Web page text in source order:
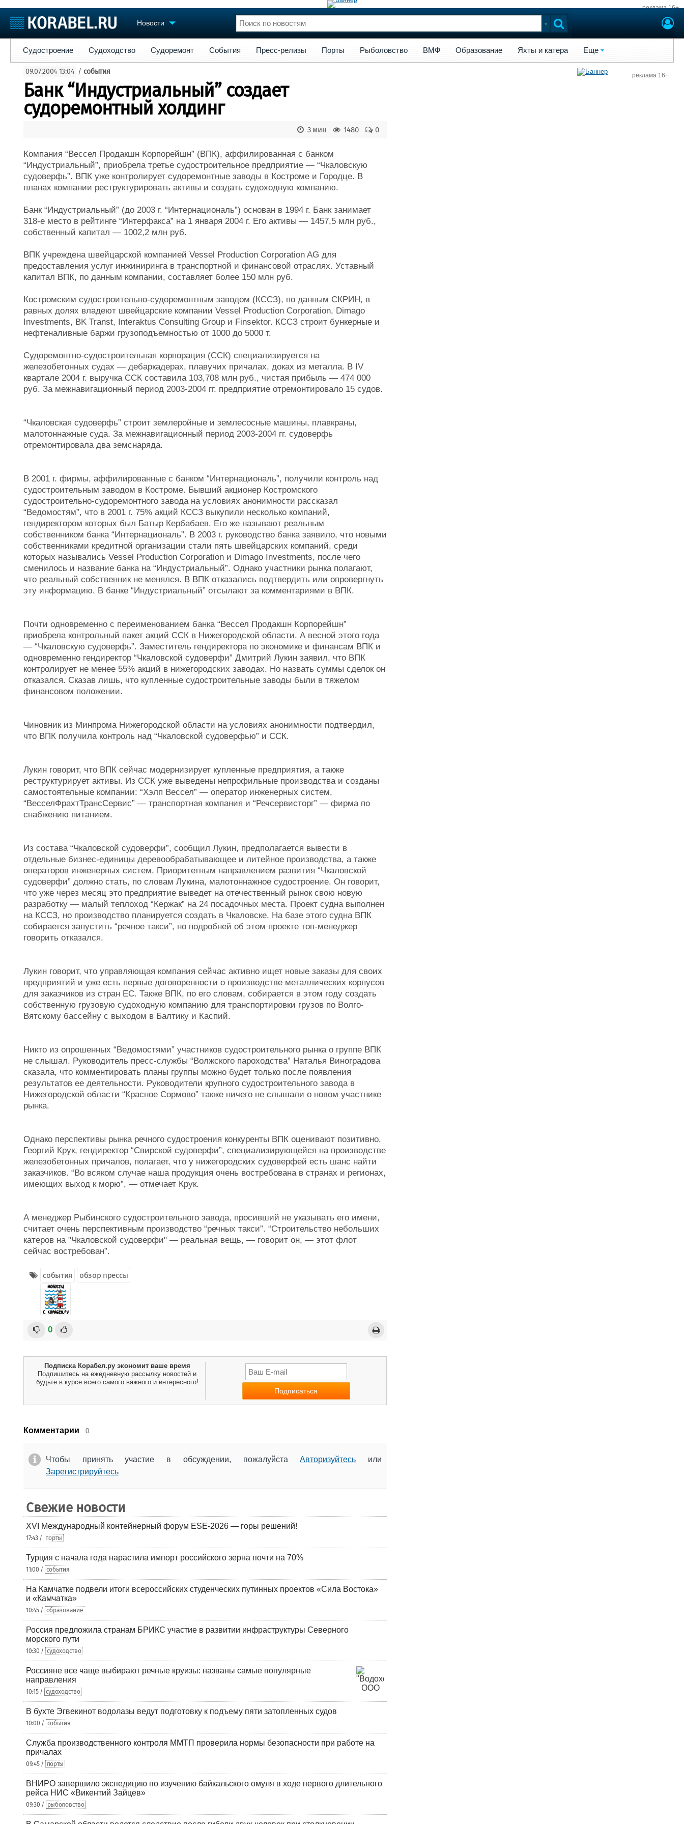
реклама 16+
Новости
Судостроение
Пульс
Новости
Репутация
Журнал
Реклама
Торговая площадка
Доска объявлений
Продажа флота
Оборудование
Изделия
Конференции
Личности
Флот
Судостроение Судоходство Судоремонт События Пресс-релизы Порты Рыболовство ВМФ Образование Яхты и катера Еще
09.07.2004 13:04 / события
Банк “Индустриальный” создает
судоремонтный холдинг
0
1480
3 мин
Компания “Вессел Продакшн Корпорейшн” (ВПК), аффилированная с банком
“Индустриальный”, приобрела третье судостроительное предприятие — “Чкаловскую
судоверфь”. ВПК уже контролирует судоремонтные заводы в Костроме и Городце. В
планах компании реструктурировать активы и создать судоходную компанию.
Банк “Индустриальный” (до 2003 г. “Интернациональ”) основан в 1994 г. Банк занимает
318-е место в рейтинге “Интерфакса” на 1 января 2004 г. Его активы — 1457,5 млн руб.,
собственный капитал — 1002,2 млн руб.
ВПК учреждена швейцарской компанией Vessel Production Corporation AG для
предоставления услуг инжиниринга в транспортной и финансовой отраслях. Уставный
капитал ВПК, по данным компании, составляет более 150 млн руб.
Костромским судостроительно-судоремонтным заводом (КССЗ), по данным СКРИН, в
равных долях владеют швейцарские компании Vessel Production Corporation, Dimago
Investments, BK Transt, Interaktus Consulting Group и Finsektor. КССЗ строит бункерные и
нефтеналивные баржи грузоподъемностью от 1000 до 5000 т.
Судоремонтно-судостроительная корпорация (ССК) специализируется на
железобетонных судах — дебаркадерах, плавучих причалах, доках из металла. В IV
квартале 2004 г. выручка ССК составила 103,708 млн руб., чистая прибыль — 474 000
руб. За межнавигационный период 2003-2004 гг. предприятие отремонтировало 15 судов.
“Чкаловская судоверфь” строит землеройные и землесосные машины, плавкраны,
малотоннажные суда. За межнавигационный период 2003-2004 гг. судоверфь
отремонтировала два земснаряда.
В 2001 г. фирмы, аффилированные с банком “Интернациональ”, получили контроль над
судостроительным заводом в Костроме. Бывший акционер Костромского
судостроительно-судоремонтного завода на условиях анонимности рассказал
“Ведомостям”, что в 2001 г. 75% акций КССЗ выкупили несколько компаний,
гендиректором которых был Батыр Кербабаев. Его же называют реальным
собственником банка “Интернациональ”. В 2003 г. руководство банка заявило, что новыми
собственниками кредитной организации стали пять швейцарских компаний, среди
которых назывались Vessel Production Corporation и Dimago Investments, после чего
сменилось и название банка на “Индустриальный”. Однако участники рынка полагают,
что реальный собственник не менялся. В ВПК отказались подтвердить или опровергнуть
эту информацию. В банке “Индустриальный” отсылают за комментариями в ВПК.
Почти одновременно с переименованием банка “Вессел Продакшн Корпорейшн”
приобрела контрольный пакет акций ССК в Нижегородской области. А весной этого года
— “Чкаловскую судоверфь”. Заместитель гендиректора по экономике и финансам ВПК и
одновременно гендиректор “Чкаловской судоверфи” Дмитрий Лукин заявил, что ВПК
контролирует не менее 55% акций в нижегородских заводах. Но назвать суммы сделок он
отказался. Сказав лишь, что купленные судостроительные заводы были в тяжелом
финансовом положении.
Чиновник из Минпрома Нижегородской области на условиях анонимности подтвердил,
что ВПК получила контроль над “Чкаловской судоверфью” и ССК.
Лукин говорит, что ВПК сейчас модернизирует купленные предприятия, а также
реструктурирует активы. Из ССК уже выведены непрофильные производства и созданы
самостоятельные компании: “Хэлп Вессел” — оператор инженерных систем,
“ВесселФрахтТрансСервис” — транспортная компания и “Речсервисторг” — фирма по
снабжению питанием.
Из состава “Чкаловской судоверфи”, сообщил Лукин, предполагается вывести в
отдельные бизнес-единицы деревообрабатывающее и литейное производства, а также
операторов инженерных систем. Приоритетным направлением развития “Чкаловской
судоверфи” должно стать, по словам Лукина, малотоннажное судостроение. Он говорит,
что уже через месяц это предприятие выведет на отечественный рынок свою новую
разработку — малый теплоход “Кержак” на 24 посадочных места. Проект судна выполнен
на КССЗ, но производство планируется создать в Чкаловске. На базе этого судна ВПК
собирается запустить “речное такси”, но подробней об этом проекте топ-менеджер
говорить отказался.
Лукин говорит, что управляющая компания сейчас активно ищет новые заказы для своих
предприятий и уже есть первые договоренности о производстве металлических корпусов
для заказчиков из стран ЕС. Также ВПК, по его словам, собирается в этом году создать
собственную грузовую судоходную компанию для транспортировки грузов по Волго-
Вятскому бассейну с выходом в Балтику и Каспий.
Никто из опрошенных “Ведомостями” участников судостроительного рынка о группе ВПК
не слышал. Руководитель пресс-службы “Волжского пароходства” Наталья Виноградова
сказала, что комментировать планы группы можно будет только после появления
результатов ее деятельности. Руководители крупного судостроительного завода в
Нижегородской области “Красное Сормово” также ничего не слышали о новом участнике
рынка.
Однако перспективы рынка речного судостроения конкуренты ВПК оценивают позитивно.
Георгий Крук, гендиректор “Свирской судоверфи”, специализирующейся на производстве
железобетонных причалов, полагает, что у нижегородских судоверфей есть шанс найти
заказчиков. “Во всяком случае наша продукция очень востребована в странах и регионах,
имеющих выход к морю”, — отмечает Крук.
А менеджер Рыбинского судостроительного завода, просивший не указывать его имени,
считает очень перспективным производство “речных такси”. “Строительство небольших
катеров на "Чкаловской судоверфи" — реальная вещь, — говорит он, — этот флот
сейчас востребован”.
события обзор прессы
0
Подписка Корабел.ру экономит ваше время
Подпишитесь на ежедневную рассылку новостей и
будьте в курсе всего самого важного и интересного!
Комментарии 0.
Чтобы принять участие в обсуждении, пожалуйстаАвторизуйтесь или
Зарегистрируйтесь
Свежие новости
XVI Международный контейнерный форум ESE-2026 — горы решений!
17:43 / порты
Турция с начала года нарастила импорт российского зерна почти на 70%
11:00 / события
На Камчатке подвели итоги всероссийских студенческих путинных проектов «Сила Востока»
и «Камчатка»
10:45 / образование
Россия предложила странам БРИКС участие в развитии инфраструктуры Северного
морского пути
10:30 / судоходство
Россияне все чаще выбирают речные круизы: названы самые популярные
направления
10:15 / судоходство
В бухте Эгвекинот водолазы ведут подготовку к подъему пяти затопленных судов
10:00 / события
Служба производственного контроля ММТП проверила нормы безопасности при работе на
причалах
09:45 / порты
ВНИРО завершило экспедицию по изучению байкальского омуля в ходе первого длительного
рейса НИС «Викентий Зайцев»
09:30 / рыболовство
реклама 16+